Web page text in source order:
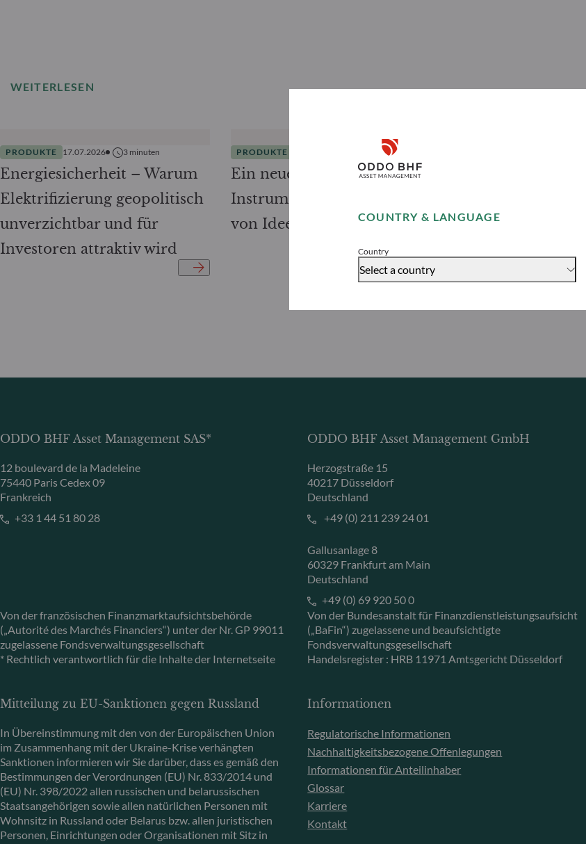
COUNTRY & LANGUAGE
Country
Select a country
Disclaimer
Accept
WEITERLESEN
PRODUKTE 17.07.2026 3 minuten
Energiesicherheit – Warum
Elektrifizierung geopolitisch
unverzichtbar und für
Investoren attraktiv wird
PRODUKTE minute
Ein neuer Blick auf ETFs:
Instrument zur Umsetzung
von Ideen, keine Strategie
Q1/2026
ODDO BHF Asset Management SAS*
12 boulevard de la Madeleine
75440 Paris Cedex 09
Frankreich
+33 1 44 51 80 28
Von der französischen Finanzmarktaufsichtsbehörde
(„Autorité des Marchés Financiers“) unter der Nr. GP 99011
zugelassene Fondsverwaltungsgesellschaft
* Rechtlich verantwortlich für die Inhalte der Internetseite
ODDO BHF Asset Management GmbH
Herzogstraße 15
40217 Düsseldorf
Deutschland
+49 (0) 211 239 24 01
Gallusanlage 8
60329 Frankfurt am Main
Deutschland
+49 (0) 69 920 50 0
Von der Bundesanstalt für Finanzdienstleistungsaufsicht
(„BaFin“) zugelassene und beaufsichtigte
Fondsverwaltungsgesellschaft
Handelsregister : HRB 11971 Amtsgericht Düsseldorf
Mitteilung zu EU-Sanktionen gegen Russland
In Übereinstimmung mit den von der Europäischen Union
im Zusammenhang mit der Ukraine-Krise verhängten
Sanktionen informieren wir Sie darüber, dass es gemäß den
Bestimmungen der Verordnungen (EU) Nr. 833/2014 und
(EU) Nr. 398/2022 allen russischen und belarussischen
Staatsangehörigen sowie allen natürlichen Personen mit
Wohnsitz in Russland oder Belarus bzw. allen juristischen
Personen, Einrichtungen oder Organisationen mit Sitz in
Informationen
Regulatorische Informationen
Nachhaltigkeitsbezogene Offenlegungen
Informationen für Anteilinhaber
Glossar
Karriere
Kontakt